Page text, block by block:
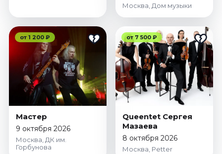
Москва, Дом музыки
от 1 200 ₽
Мастер
9 октября 2026
Москва, ДК им.
Горбунова
от 7 500 ₽
Queentet Сергея
Мазаева
8 октября 2026
Москва, Petter